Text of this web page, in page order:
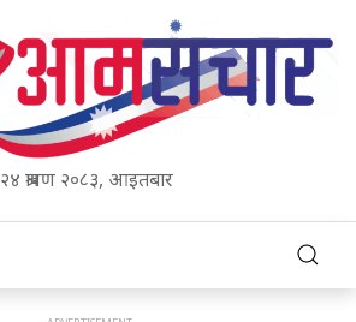
२४ श्रावण २०८३, आइतबार